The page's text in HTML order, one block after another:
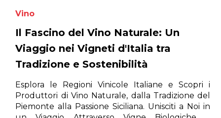
Vino
Il Fascino del Vino Naturale: Un
Viaggio nei Vigneti d'Italia tra
Tradizione e Sostenibilità
Esplora le Regioni Vinicole Italiane e Scopri i
Produttori di Vino Naturale, dalla Tradizione del
Piemonte alla Passione Siciliana. Unisciti a Noi in